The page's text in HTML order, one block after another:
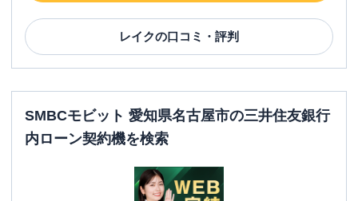
レイクの口コミ・評判
SMBCモビット 愛知県名古屋市の三井住友銀行
内ローン契約機を検索